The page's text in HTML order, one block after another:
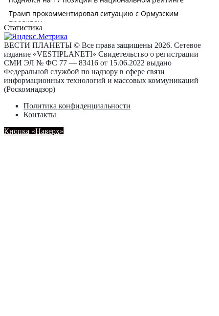
Статистика
ВЕСТИ ПЛАНЕТЫ © Все права защищены 2026. Сетевое
издание «VESTIPLANETI» Свидетельство о регистрации
СМИ ЭЛ № ФС 77 — 83416 от 15.06.2022 выдано
Федеральной службой по надзору в сфере связи
информационных технологий и массовых коммуникаций
(Роскомнадзор)
Политика конфиденциальности
Контакты
Кнопка «Наверх»